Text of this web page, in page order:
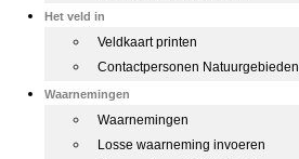
Het veld in
Veldkaart printen
Contactpersonen Natuurgebieden
Waarnemingen
Waarnemingen
Losse waarneming invoeren